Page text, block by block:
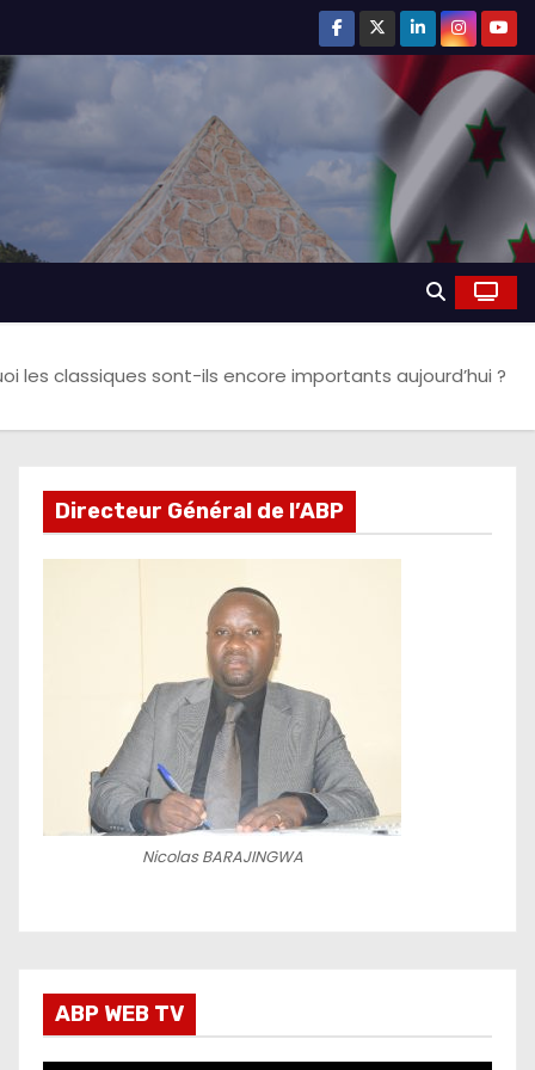
les classiques sont-ils encore importants aujourd’hui ?
Directeur Général de l’ABP
Nicolas BARAJINGWA
ABP WEB TV